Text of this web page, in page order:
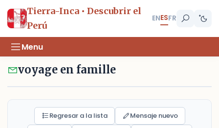
Tierra-Inca • Descubrir el
Perú
ENESFR
Menu
voyage en famille
Regresar a la lista
Mensaje nuevo